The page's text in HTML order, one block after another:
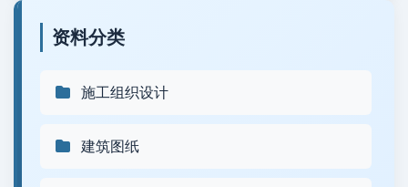
资料分类
施工组织设计
建筑图纸